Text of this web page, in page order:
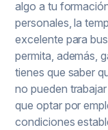
algo a tu
personales, la
excelente para
permita, además,
tienes que saber
no pueden
que optar por
condiciones